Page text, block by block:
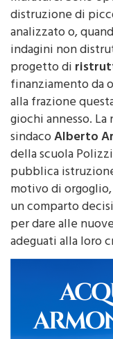
distruzione di
analizzato o,
indagini non
progetto di
finanziamento da
alla frazione
giochi annesso.
sindacoAlberto
della scuola
pubblica
motivo di
un comparto
per dare alle
adeguati alla loro